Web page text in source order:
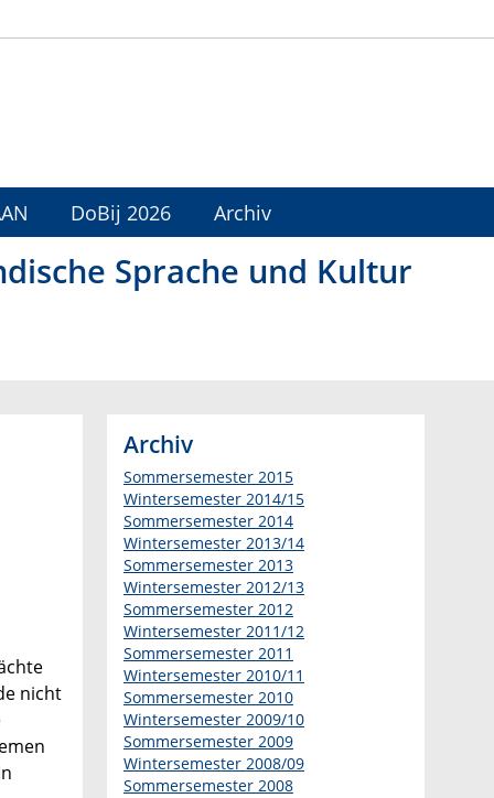
DoBij 2026 Archiv
Sprache und Kultur
nicht
Archiv
Sommersemester 2015
Wintersemester 2014/15
Sommersemester 2014
Wintersemester 2013/14
Sommersemester 2013
Wintersemester 2012/13
Sommersemester 2012
Wintersemester 2011/12
Sommersemester 2011
Wintersemester 2010/11
Sommersemester 2010
Wintersemester 2009/10
Sommersemester 2009
Wintersemester 2008/09
Sommersemester 2008